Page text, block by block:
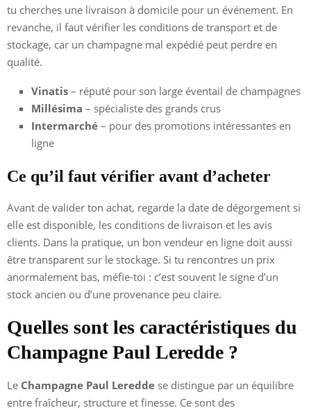
tu cherches une livraison à domicile pour un événement. En
revanche, il faut vérifier les conditions de transport et de
stockage, car un champagne mal expédié peut perdre en
qualité.
Vinatis – réputé pour son large éventail de champagnes
Millésima – spécialiste des grands crus
Intermarché – pour des promotions intéressantes en
ligne
Ce qu’il faut vérifier avant d’acheter
Avant de valider ton achat, regarde la date de dégorgement si
elle est disponible, les conditions de livraison et les avis
clients. Dans la pratique, un bon vendeur en ligne doit aussi
être transparent sur le stockage. Si tu rencontres un prix
anormalement bas, méfie-toi : c’est souvent le signe d’un
stock ancien ou d’une provenance peu claire.
Quelles sont les caractéristiques du
Champagne Paul Leredde ?
Le Champagne Paul Leredde se distingue par un équilibre
entre fraîcheur, structure et finesse. Ce sont des